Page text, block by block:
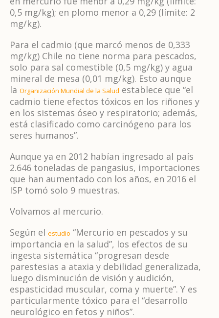
0,5 mg/kg); en plomo menor a 0,29 (límite: 2
mg/kg).
Para el cadmio (que marcó menos de 0,333
mg/kg) Chile no tiene norma para pescados,
solo para sal comestible (0,5 mg/kg) y agua
mineral de mesa (0,01 mg/kg). Esto aunque
la Organización Mundial de la Salud establece que “el
cadmio tiene efectos tóxicos en los riñones y
en los sistemas óseo y respiratorio; además,
está clasificado como carcinógeno para los
seres humanos”.
Aunque ya en 2012 habían ingresado al país
2.646 toneladas de pangasius, importaciones
que han aumentado con los años, en 2016 el
ISP tomó solo 9 muestras.
Volvamos al mercurio.
Según el estudio “Mercurio en pescados y su
importancia en la salud”, los efectos de su
ingesta sistemática “progresan desde
parestesias a ataxia y debilidad generalizada,
luego disminución de visión y audición,
espasticidad muscular, coma y muerte”. Y es
particularmente tóxico para el “desarrollo
neurológico en fetos y niños”.